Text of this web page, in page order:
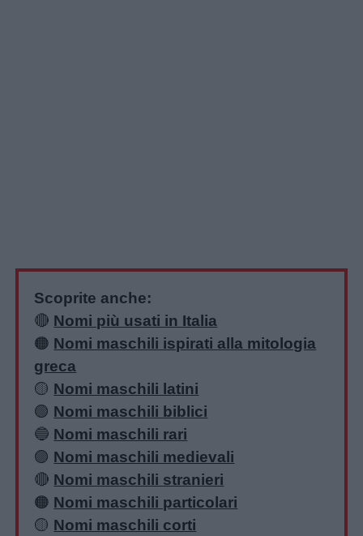
Scoprite anche:
🔴 Nomi più usati in Italia
🟠 Nomi maschili ispirati alla mitologia
greca
🟡 Nomi maschili latini
🟢 Nomi maschili biblici
🔵 Nomi maschili rari
🟣 Nomi maschili medievali
🔴 Nomi maschili stranieri
🟠 Nomi maschili particolari
🟡 Nomi maschili corti